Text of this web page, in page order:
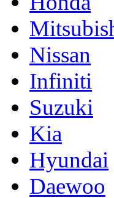
Nissan
Infiniti
Suzuki
Kia
Hyundai
Daewoo